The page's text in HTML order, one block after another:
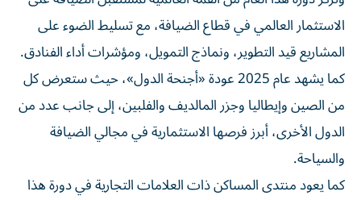
الاستثمار العالمي في قطاع الضيافة، مع تسليط الضوء على
المشاريع قيد التطوير، ونماذج التمويل، ومؤشرات أداء الفنادق.
كما يشهد عام 2025 عودة «أجنحة الدول»، حيث ستعرض كل
من الصين وإيطاليا وجزر المالديف والفلبين، إلى جانب عدد من
الدول الأخرى، أبرز فرصها الاستثمارية في مجالي الضيافة
والسياحة.
كما يعود منتدى المساكن ذات العلامات التجارية في دورة هذا